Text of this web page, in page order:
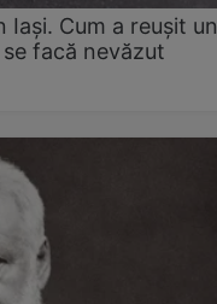
Iași. Cum a reușit un
facă nevăzut